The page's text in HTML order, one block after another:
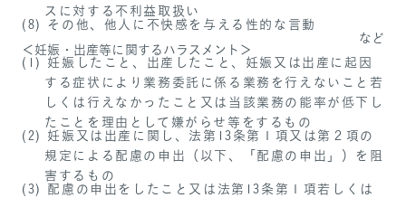
スに対する不利益取扱い
その他、他人に不快感を与える性的な言動
など
＜妊娠・出産等に関するハラスメント＞
妊娠したこと、出産したこと、妊娠又は出産に起因
する症状により業務委託に係る業務を行えないこと若
しくは行えなかったこと又は当該業務の能率が低下し
たことを理由として嫌がらせ等をするもの
妊娠又は出産に関し、法第13条第１項又は第２項の
規定による配慮の申出（以下、「配慮の申出」）を阻
害するもの
配慮の申出をしたこと又は法第13条第１項若しくは